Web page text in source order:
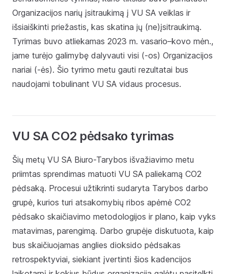
Organizacijos narių įsitraukimą į VU SA veiklas ir
išsiaiškinti priežastis, kas skatina jų (ne)įsitraukimą.
Tyrimas buvo atliekamas 2023 m. vasario–kovo mėn.,
jame turėjo galimybę dalyvauti visi (-os) Organizacijos
nariai (-ės). Šio tyrimo metu gauti rezultatai bus
naudojami tobulinant VU SA vidaus procesus.
VU SA CO2 pėdsako tyrimas
Šių metų VU SA Biuro-Tarybos išvažiavimo metu
priimtas sprendimas matuoti VU SA paliekamą CO2
pėdsaką. Procesui užtikrinti sudaryta Tarybos darbo
grupė, kurios turi atsakomybių ribos apėmė CO2
pėdsako skaičiavimo metodologijos ir plano, kaip vyks
matavimas, parengimą. Darbo grupėje diskutuota, kaip
bus skaičiuojamas anglies dioksido pėdsakas
retrospektyviai, siekiant įvertinti šios kadencijos